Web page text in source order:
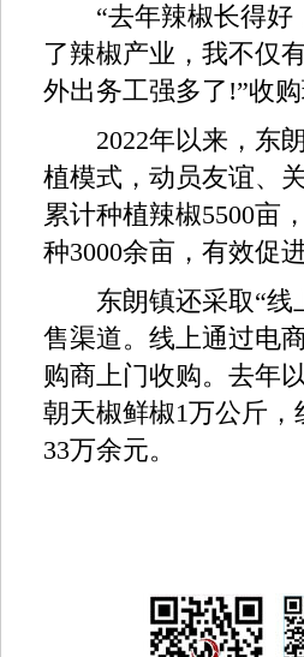
“去年辣椒长得好
了辣椒产业，我不仅
外出务工强多了!”收
2022年以来，东朗
植模式，动员友谊、
累计种植辣椒5500亩
种3000余亩，有效促
东朗镇还采取“线
售渠道。线上通过电
购商上门收购。去年
朝天椒鲜椒1万公斤
33万余元。